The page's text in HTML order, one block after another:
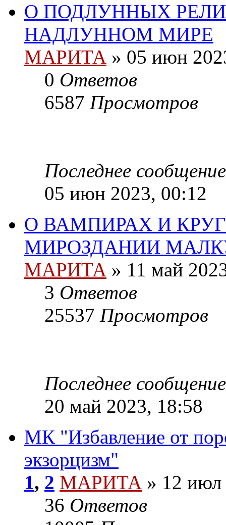
О ПОДЛУННЫХ
НАДЛУННОМ МИРЕ
МАРИТА » 05 июн
0 Ответов
6587 Просмотров
Последнее сообщение
05 июн 2023, 00:12
О ВАМПИРАХ И
МИРОЗДАНИИ
МАРИТА » 11 май
3 Ответов
25537 Просмотров
Последнее сообщение
20 май 2023, 18:58
МК "Избавление от
экзорцизм"
1, 2 МАРИТА » 12 июл
36 Ответов